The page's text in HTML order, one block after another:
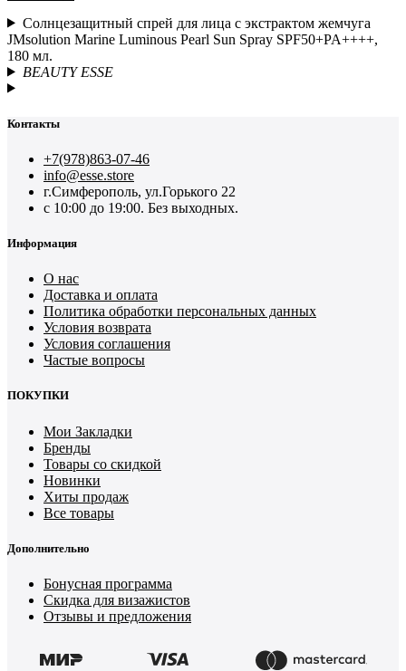
Солнцезащитный спрей для лица c экстрактом жемчуга
JMsolution Marine Luminous Pearl Sun Spray SPF50+PA++++,
180 мл.
BEAUTY ESSE
Контакты
+7(978)863-07-46
info@esse.store
г.Симферополь, ул.Горького 22
с 10:00 до 19:00. Без выходных.
Информация
О нас
Доставка и оплата
Политика обработки персональных данных
Условия возврата
Условия соглашения
Частые вопросы
ПОКУПКИ
Мои Закладки
Бренды
Товары со скидкой
Новинки
Хиты продаж
Все товары
Дополнительно
Бонусная программа
Скидка для визажистов
Отзывы и предложения